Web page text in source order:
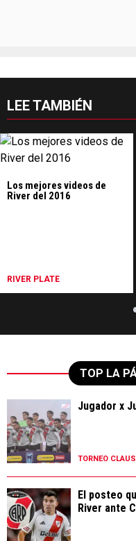
LEE TAMBIÉN
Los mejores videos de
River del 2016
RIVER PLATE
TOP LA
Jugador x
TORNEO
El posteo
River ante